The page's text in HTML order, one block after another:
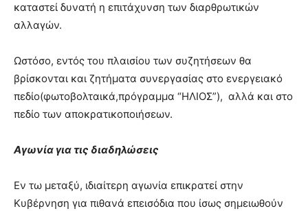
καταστεί δυνατή η επιτάχυνση των διαρθρωτικών
αλλαγών.
Ωστόσο, εντός του πλαισίου των συζητήσεων θα
βρίσκονται και ζητήματα συνεργασίας στο ενεργειακό
πεδίο(φωτοβολταικά,πρόγραμμα “ΗΛΙΟΣ”), αλλά και στο
πεδίο των αποκρατικοποιήσεων.
Αγωνία για τις διαδηλώσεις
Εν τω μεταξύ, ιδιαίτερη αγωνία επικρατεί στην
Κυβέρνηση για πιθανά επεισόδια που ίσως σημειωθούν